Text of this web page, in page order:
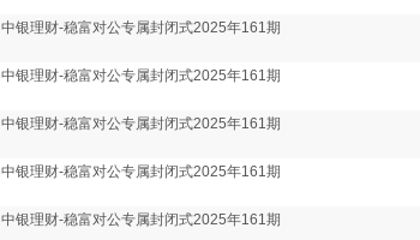
中银理财-稳富对公专属封闭式2025年161期
中银理财-稳富对公专属封闭式2025年161期
中银理财-稳富对公专属封闭式2025年161期
中银理财-稳富对公专属封闭式2025年161期
中银理财-稳富对公专属封闭式2025年161期